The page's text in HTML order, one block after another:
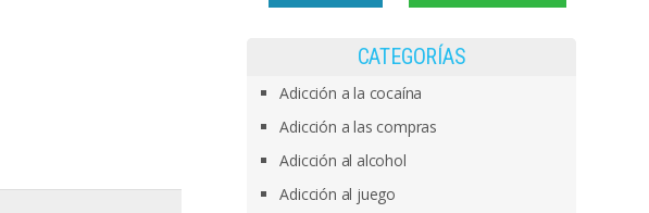
CATEGORÍAS
Adicción a la cocaína
Adicción a las compras
Adicción al alcohol
Adicción al juego